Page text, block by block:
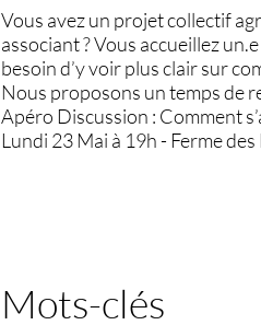
Vous avez un projet collectif
associant ? Vous accueillez
besoin d’y voir plus clair sur
Nous proposons un temps de
Apéro Discussion : Comment
Lundi 23 Mai à 19h - Ferme
Mots-clés